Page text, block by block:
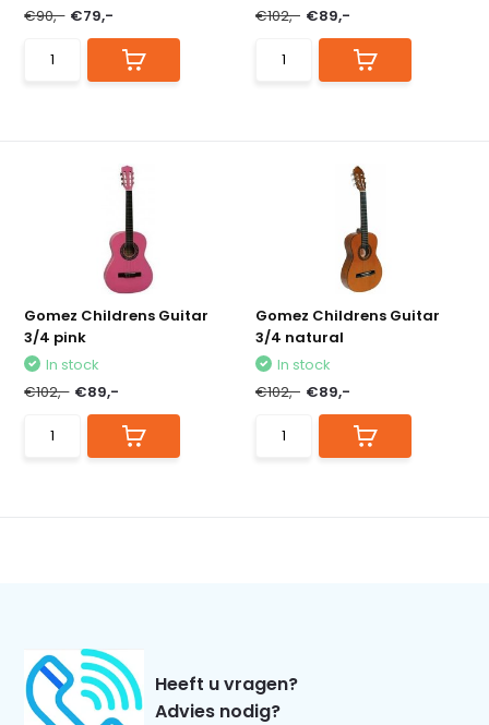
€90,- €79,-
€102,- €89,-
Gomez Childrens Guitar
3/4 pink
In stock
€102,- €89,-
Gomez Childrens Guitar
3/4 natural
In stock
€102,- €89,-
Heeft u vragen?
Advies nodig?